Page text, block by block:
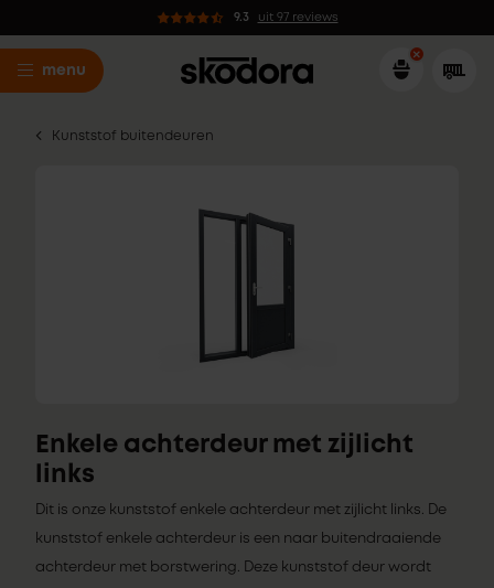
9.3 uit 97 reviews
menu
Kunststof buitendeuren
Enkele achterdeur met zijlicht
links
Dit is onze kunststof enkele achterdeur met zijlicht links. De
kunststof enkele achterdeur is een naar buitendraaiende
achterdeur met borstwering. Deze kunststof deur wordt